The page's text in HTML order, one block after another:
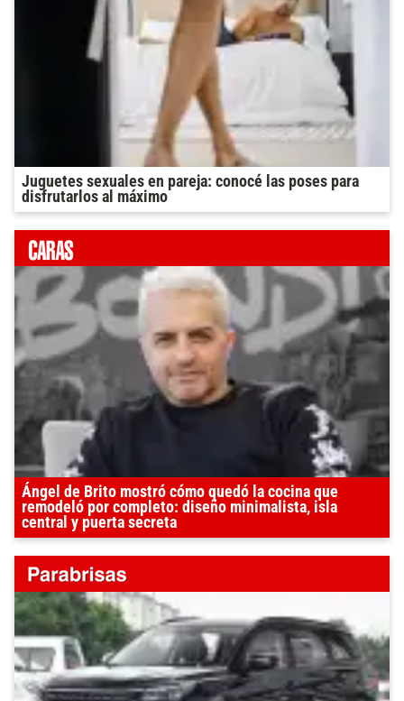
Juguetes sexuales en pareja: conocé las poses para
disfrutarlos al máximo
Ángel de Brito mostró cómo quedó la cocina que
remodeló por completo: diseño minimalista, isla
central y puerta secreta